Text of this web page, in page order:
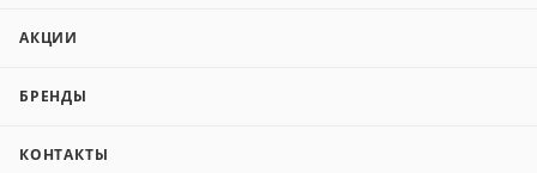
АКЦИИ
БРЕНДЫ
КОНТАКТЫ